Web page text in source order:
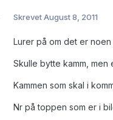
SkrevetAugust 8, 2011
Lurer på om det er
Skulle bytte kamm, men
Kammen som skal i
Nr på toppen som er i